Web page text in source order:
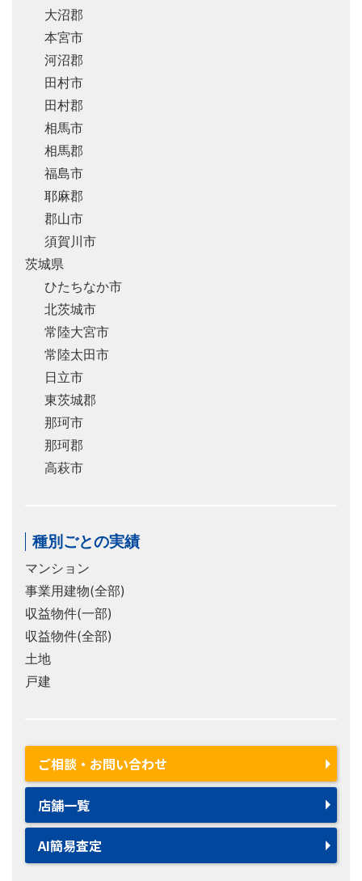
大沼郡
本宮市
河沼郡
田村市
田村郡
相馬市
相馬郡
福島市
耶麻郡
郡山市
須賀川市
茨城県
ひたちなか市
北茨城市
常陸大宮市
常陸太田市
日立市
東茨城郡
那珂市
那珂郡
高萩市
種別ごとの実績
マンション
事業用建物(全部)
収益物件(一部)
収益物件(全部)
土地
戸建
ご相談・お問い合わせ
店舗一覧
AI簡易査定